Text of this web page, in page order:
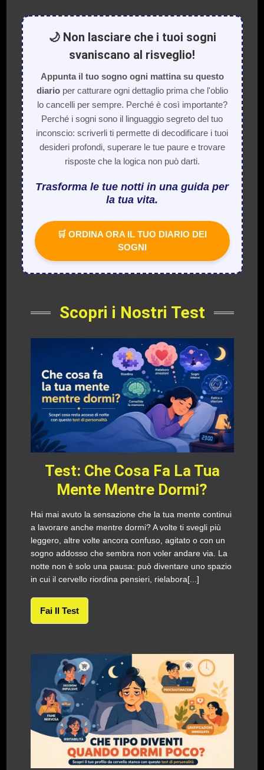
🌙 Non lasciare che i tuoi sogni
svaniscano al risveglio!
Appunta il tuo sogno ogni mattina su questo
diarioper catturare ogni dettaglio prima che l'oblio
lo cancelli per sempre. Perché è così importante?
Perché i sogni sono il linguaggio segreto del tuo
inconscio: scriverli ti permette di decodificare i tuoi
desideri profondi, superare le tue paure e trovare
risposte che la logica non può darti.
Trasforma le tue notti in una guida per
la tua vita.
🛒 ORDINA ORA IL TUO DIARIO DEI
SOGNI
Scopri i Nostri Test
Test: Che Cosa Fa La Tua
Mente Mentre Dormi?
Hai mai avuto la sensazione che la tua mente continui
a lavorare anche mentre dormi? A volte ti svegli più
leggero, altre volte ancora confuso, agitato o con un
sogno addosso che sembra non voler andare via. La
notte non è solo una pausa: può diventare uno spazio
in cui il cervello riordina pensieri, rielabora[...]
Fai Il Test